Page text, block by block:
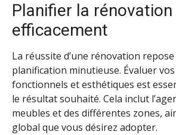
Planifier la rénovation
efficacement
La réussite d’une rénovation
planification minutieuse. Évaluer
fonctionnels et esthétiques est
le résultat souhaité. Cela inclut
meubles et des différentes zones,
global que vous désirez adopter.